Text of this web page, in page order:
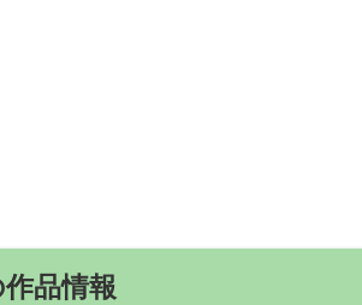
品情報